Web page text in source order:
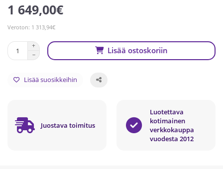
1 649,00€
Veroton: 1 313,94€
Lisää ostoskoriin
Lisää suosikkeihin
Juostava toimitus
Luotettava
kotimainen
verkkokauppa
vuodesta 2012